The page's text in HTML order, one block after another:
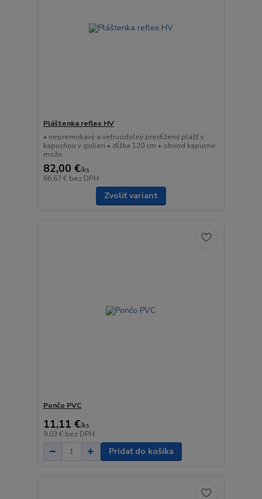
Pláštenka reflex HV
• nepremokavý a vetruodolný predĺžený plášť s
kapucňou v golieri • dĺžka 120 cm • obvod kapucne
možn...
82,00 €/ks
66,67 € bez DPH
Zvoliť variant
Pončo PVC
11,11 €/ks
9,03 € bez DPH
Pridať do košíka